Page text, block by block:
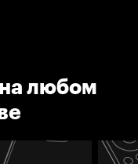
любом